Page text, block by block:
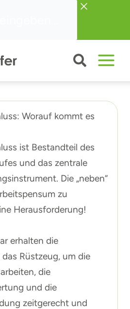
Worauf kommt es
ist Bestandteil des
und das zentrale
Die „neben“
zu
Herausforderung!
erhalten die
Rüstzeug, um die
die
und die
zeitgerecht und